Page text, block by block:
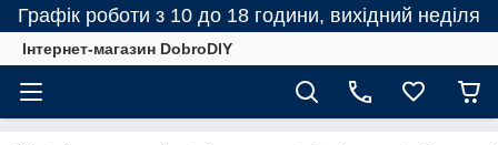
Графік роботи з 10 до 18 години, вихідний неділя
Інтернет-магазин DobroDIY